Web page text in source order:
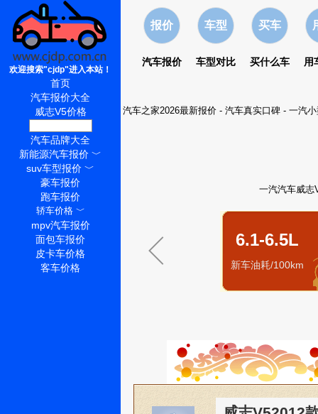
报价
汽车报价
车型
车型对比
买车
买什么车 用
汽车之家2026最新报价 - 汽车真实口碑 - 一汽
一汽汽车威志
6.1-6.5L
新车油耗/100km
欢迎搜索"cjdp"进入本站！
首页
汽车报价大全
威志V5价格
汽车品牌大全
新能源汽车报价 ﹀
suv车型报价 ﹀
豪车报价
跑车报价
轿车价格﹀
mpv汽车报价
面包车报价
皮卡车价格
客车价格